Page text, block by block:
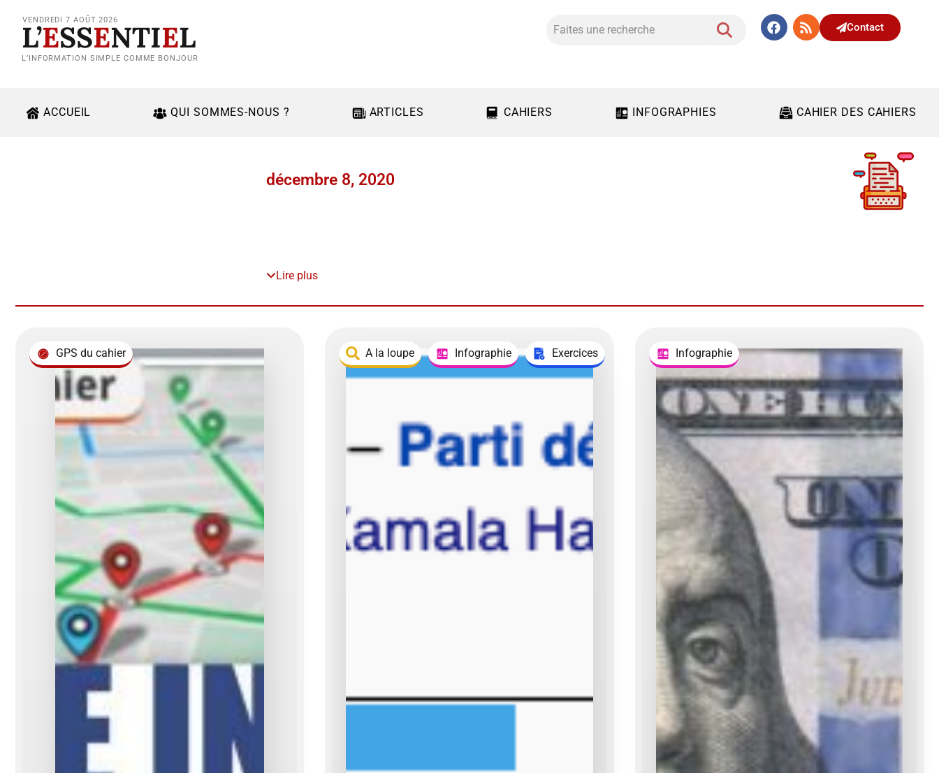
VENDREDI 7 AOÛT 2026
L’ESSENTIEL
L’INFORMATION SIMPLE COMME BONJOUR
Contact
ACCUEIL QUI SOMMES-NOUS ? ARTICLES CAHIERS INFOGRAPHIES CAHIER DES CAHIERS
décembre 8, 2020
Lire plus
GPS du cahier A la loupe Infographie Exercices Infographie